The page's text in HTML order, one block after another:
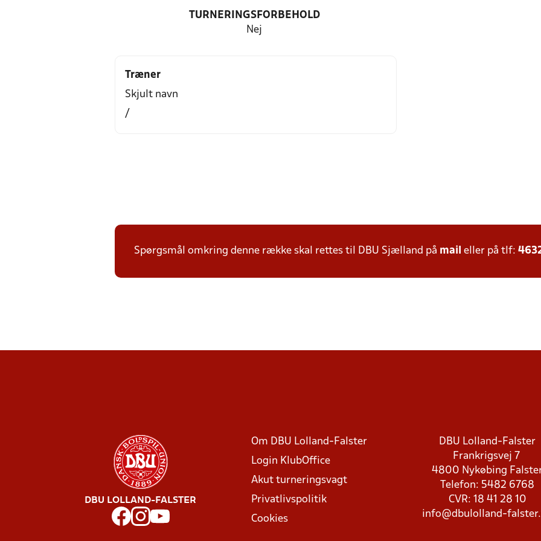
TURNERINGSFORBEHOLD
Nej
Træner
Skjult navn
/
Spørgsmål omkring denne række skal rettes til DBU Sjælland på mail eller på tlf:
DBU LOLLAND-FALSTER
Om DBU Lolland-Falster
Login KlubOffice
Akut turneringsvagt
Privatlivspolitik
Cookies
DBU Lolland-Falster
Frankrigsvej 7
4800 Nykøbing
Telefon: 5482 6768
CVR: 18 41 28 10
info@dbulolland-